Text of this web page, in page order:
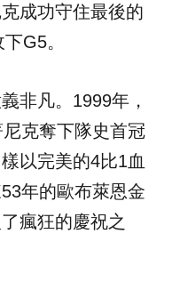
成功守住最後的
G5。
非凡。1999年，
克奪下隊史首冠
以完美的4比1血
年的歐布萊恩金
瘋狂的慶祝之